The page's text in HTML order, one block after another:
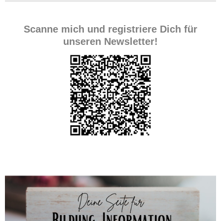
Scanne mich und registriere Dich für
unseren Newsletter!